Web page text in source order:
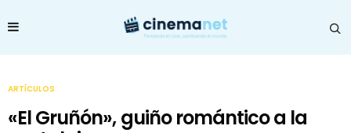
ARTÍCULOS
«El Gruñón», guiño romántico a la